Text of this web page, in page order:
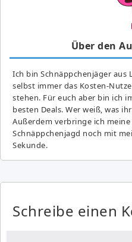
Über den
Ich bin Schnäppchenjäger aus
selbst immer das Kosten-
stehen. Für euch aber bin ich
besten Deals. Wer weiß, was
Außerdem verbringe ich
Schnäppchenjagd noch mit
Sekunde.
Schreibe einen